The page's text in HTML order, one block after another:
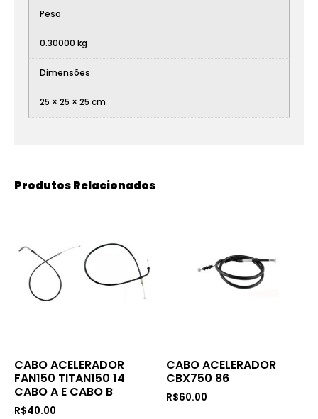
Produtos Relacionados
CABO ACELERADOR
FAN150 TITAN150 14
CABO A E CABO B
R$40.00
CABO ACELERADOR
CBX750 86
R$60.00
Peso
0.30000 kg
Dimensões
25 × 25 × 25 cm